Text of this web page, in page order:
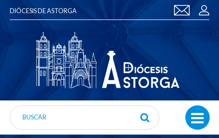
DIÓCESIS DE ASTORGA